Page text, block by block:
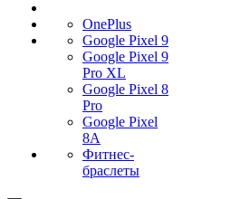
OnePlus
Google Pixel 9
Google Pixel 9
Pro XL
Google Pixel 8
Pro
Google Pixel
8A
Фитнес-
браслеты